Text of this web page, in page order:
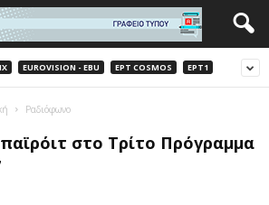
EUROVISION - EBU EΡΤ COSMOS EΡΤ1
Ραδιόφωνο
στο Τρίτο Πρόγραμμα